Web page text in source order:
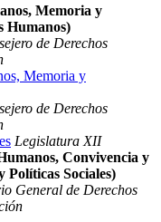
Memoria y
Humanos)
de Derechos
Memoria y
de Derechos
Legislatura XII
Convivencia y
Políticas Sociales)
General de Derechos